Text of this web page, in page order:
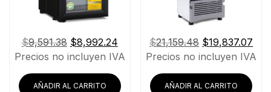
$9,591.38 El
precio
original
era:
$8,992.24El
precio
es:
Precios no incluyen IVA
AÑADIR AL CARRITO
$21,159.48 El
precio
original
era:
$19,837.07
Precios no incluyen IVA
AÑADIR AL CARRITO